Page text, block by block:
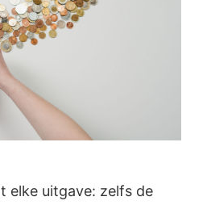
elke uitgave: zelfs de